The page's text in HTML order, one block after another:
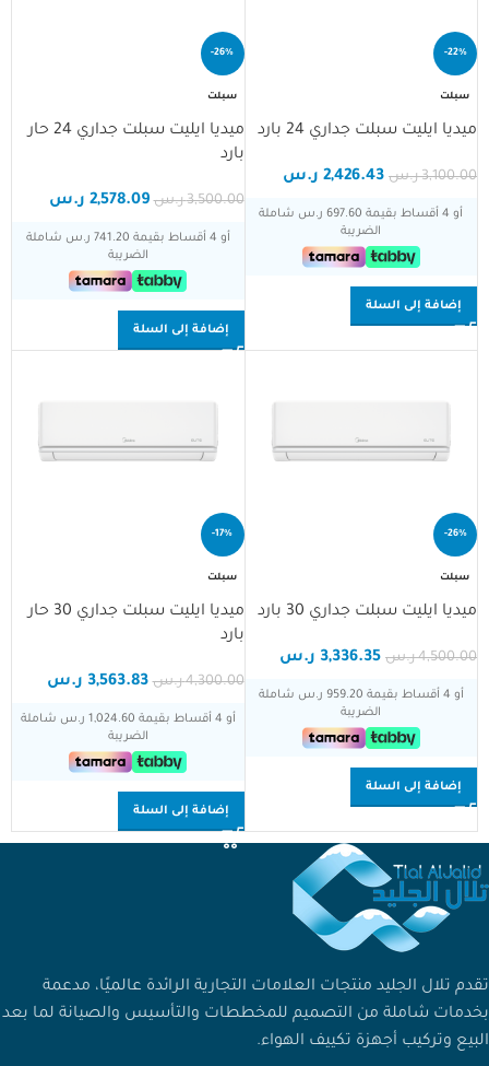
-22%
سبلت
ميديا ايليت سبلت جداري 24 بارد
3,100.00 ر.س 2,426.43 ر.س
أو 4 أقساط بقيمة 697.60 ر.س شاملة
الضريبة
إضافة إلى السلة
-26%
سبلت
ميديا ايليت سبلت جداري 24 حار
بارد
3,500.00 ر.س 2,578.09 ر.س
أو 4 أقساط بقيمة 741.20 ر.س شاملة
الضريبة
إضافة إلى السلة
-26%
سبلت
ميديا ايليت سبلت جداري 30 بارد
4,500.00 ر.س 3,336.35 ر.س
أو 4 أقساط بقيمة 959.20 ر.س شاملة
الضريبة
إضافة إلى السلة
-17%
سبلت
ميديا ايليت سبلت جداري 30 حار
بارد
4,300.00 ر.س 3,563.83 ر.س
أو 4 أقساط بقيمة 1,024.60 ر.س شاملة
الضريبة
إضافة إلى السلة
تقدم تلال الجليد منتجات العلامات التجارية الرائدة عالميًا، مدعمة
بخدمات شاملة من التصميم للمخططات والتأسيس والصيانة لما بعد
البيع وتركيب أجهزة تكييف الهواء.